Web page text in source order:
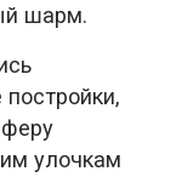
шарм.
улочкам